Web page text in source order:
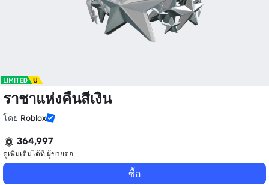
ราชาแห่งคืนสีเงิน
โดย Roblox
364,997
ดูเพิ่มเติมได้ที่ ผู้ขายต่อ
ซื้อ